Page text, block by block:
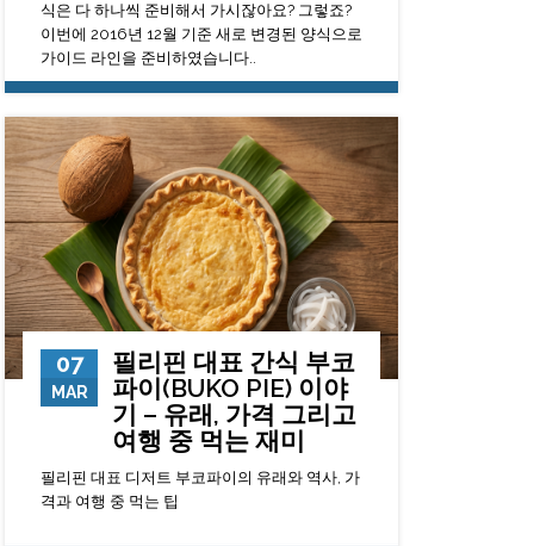
식은 다 하나씩 준비해서 가시잖아요? 그렇죠?
이번에 2016년 12월 기준 새로 변경된 양식으로
가이드 라인을 준비하였습니다..
124029 0 23
07
MAR
필리핀 대표 간식 부코
파이(BUKO PIE) 이야
기 – 유래, 가격 그리고
여행 중 먹는 재미
필리핀 대표 디저트 부코파이의 유래와 역사, 가
격과 여행 중 먹는 팁